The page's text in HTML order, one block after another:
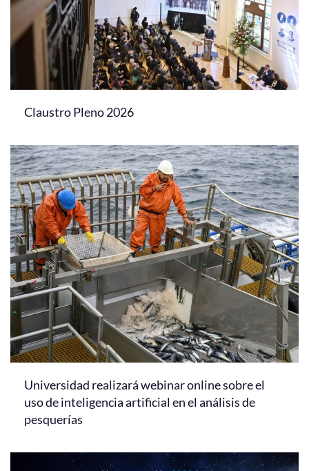
Claustro Pleno 2026
Universidad realizará webinar online sobre el
uso de inteligencia artificial en el análisis de
pesquerías